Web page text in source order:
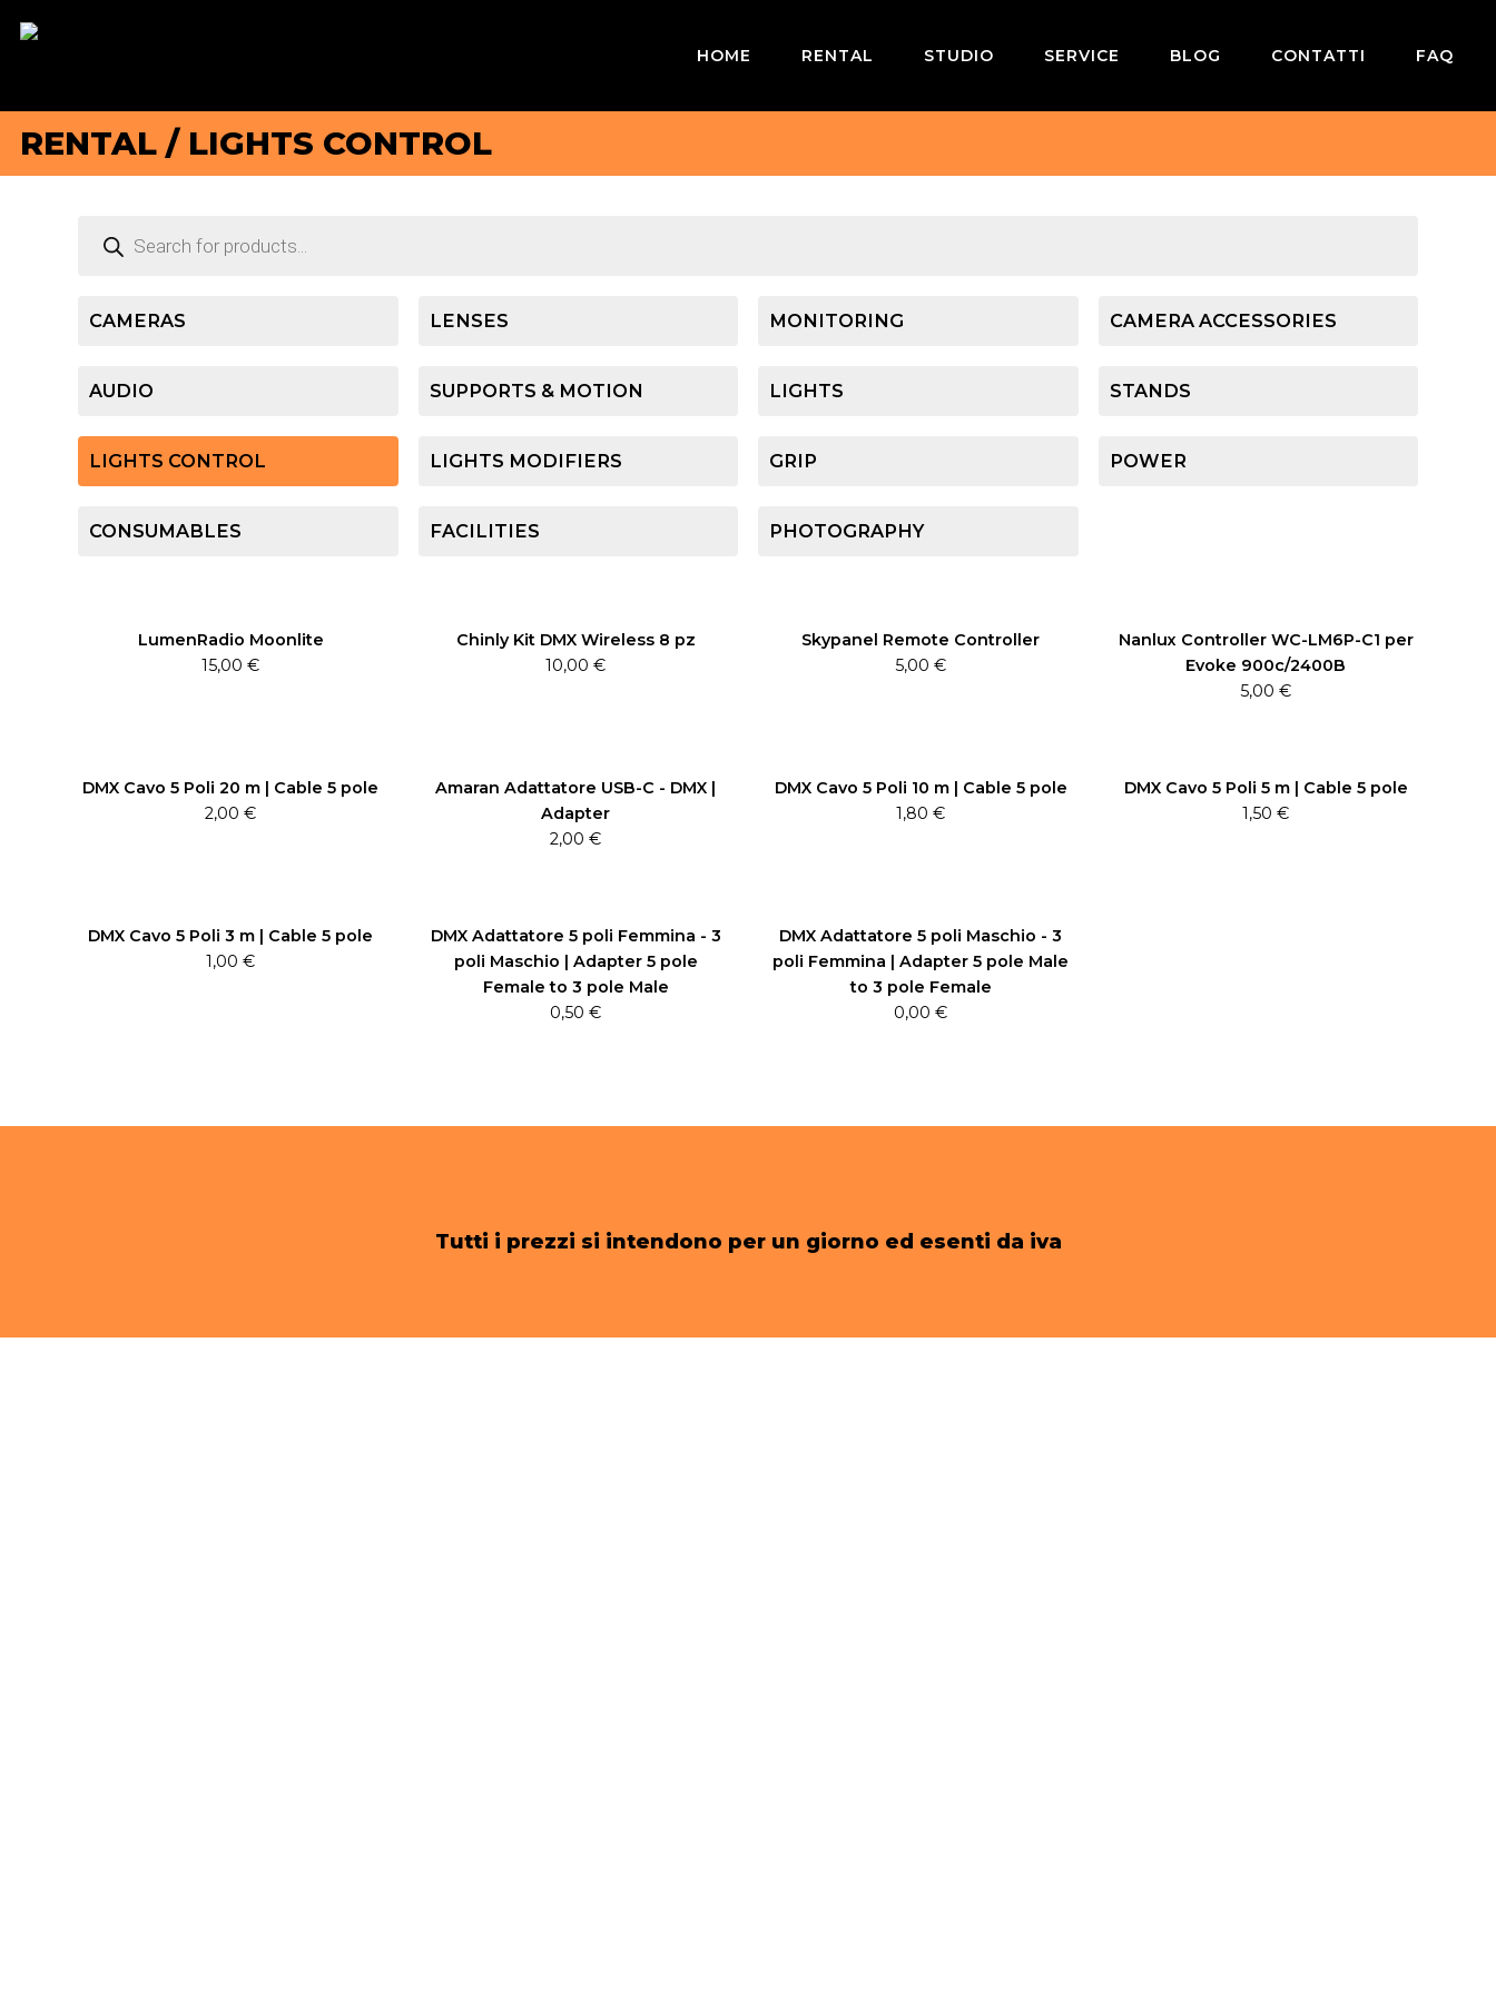
HOME RENTAL STUDIO SERVICE BLOG CONTATTI FAQ
RENTAL / LIGHTS CONTROL
search
CAMERAS LENSES MONITORING CAMERA ACCESSORIES
AUDIO SUPPORTS & MOTION LIGHTS STANDS
LIGHTS CONTROL LIGHTS MODIFIERS GRIP POWER
CONSUMABLES FACILITIES PHOTOGRAPHY
LumenRadio Moonlite
15,00 €
Chinly Kit DMX Wireless 8 pz
10,00 €
Skypanel Remote Controller
5,00 €
Nanlux Controller WC-LM6P-C1 per
Evoke 900c/2400B
5,00 €
DMX Cavo 5 Poli 20 m | Cable 5 pole
2,00 €
Amaran Adattatore USB-C - DMX |
Adapter
2,00 €
DMX Cavo 5 Poli 10 m | Cable 5 pole
1,80 €
DMX Cavo 5 Poli 5 m | Cable 5 pole
1,50 €
DMX Cavo 5 Poli 3 m | Cable 5 pole
1,00 €
DMX Adattatore 5 poli Femmina - 3
poli Maschio | Adapter 5 pole
Female to 3 pole Male
0,50 €
DMX Adattatore 5 poli Maschio - 3
poli Femmina | Adapter 5 pole Male
to 3 pole Female
0,00 €
Tutti i prezzi si intendono per un giorno ed esenti da iva